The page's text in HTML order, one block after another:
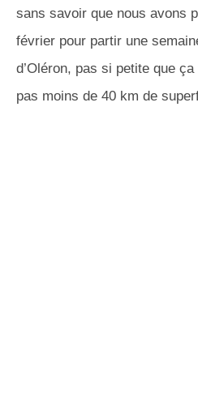
sans savoir que nous avons
février pour partir une
d’Oléron, pas si petite que
pas moins de 40 km de